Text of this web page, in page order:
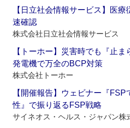
【日立社会情報サービス】医
速確認
株式会社日立社会情報サービス
【トーホー】災害時でも『止
発電機で万全のBCP対策
株式会社トーホー
【開催報告】ウェビナー『
性』で振り返るFSP戦略
サイネオス・ヘルス・ジャパン株